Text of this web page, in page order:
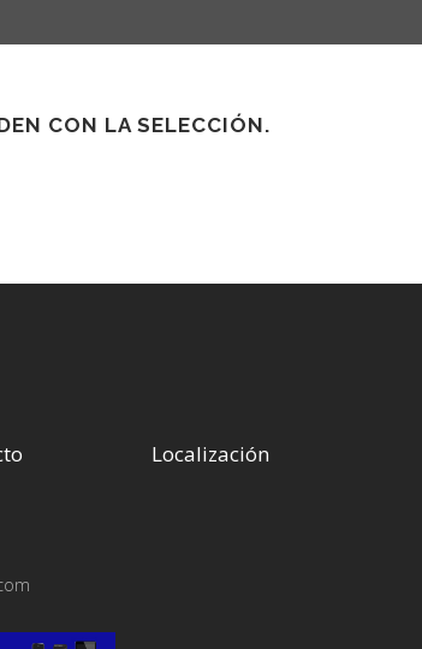
CON LA SELECCIÓN.
Localización